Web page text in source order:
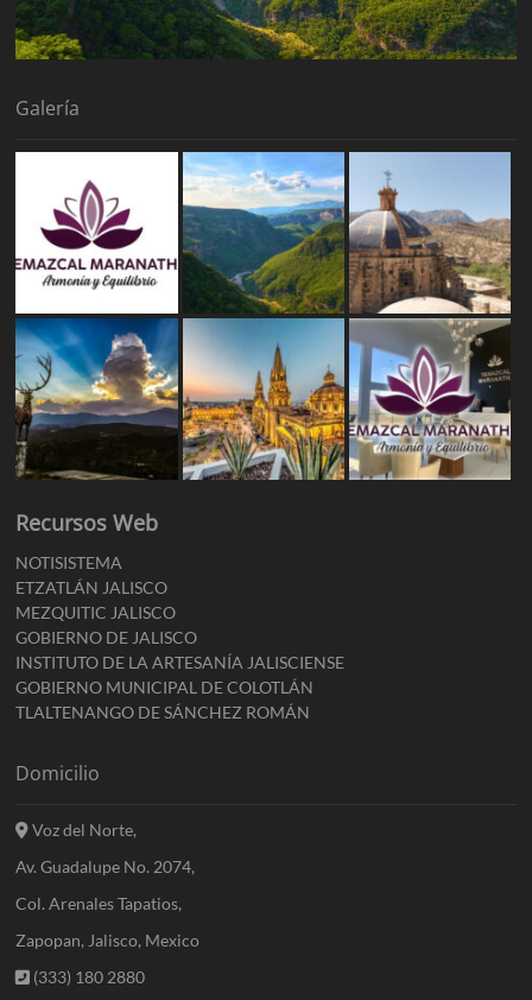
Galería
Recursos Web
NOTISISTEMA
ETZATLÁN JALISCO
MEZQUITIC JALISCO
GOBIERNO DE JALISCO
INSTITUTO DE LA ARTESANÍA JALISCIENSE
GOBIERNO MUNICIPAL DE COLOTLÁN
TLALTENANGO DE SÁNCHEZ ROMÁN
Domicilio
Voz del Norte,
Av. Guadalupe No. 2074,
Col. Arenales Tapatios,
Zapopan, Jalisco, Mexico
(333) 180 2880